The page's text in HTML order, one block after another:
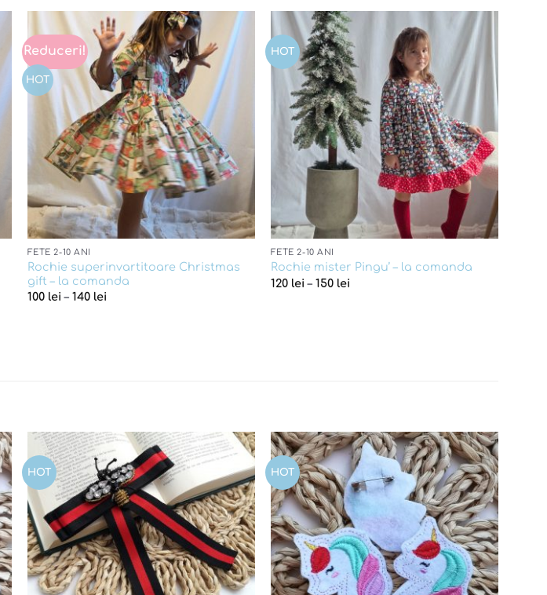
Reduceri!
HOT
Add to
wishlist
FETE 2-10 ANI
Rochie superinvartitoare Christmas
gift – la comanda
100 lei – 140 lei
HOT
Add to
wishlist
FETE 2-10 ANI
Rochie mister Pingu’ – la comanda
120 lei – 150 lei
HOT
Add to
wishlist
HOT
Add to
wishlist